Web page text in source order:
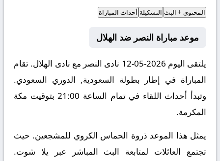
المحتوى + البث التشكيلة أحداث المباراة
موعد مباراة النصر ضد الهلال
يلتقى اليوم 2026-05-12 نادى النصر مع نادى الهلال. تقام
المباراة في إطار بطولة السعودية, الدوري السعودي.
وتبدأ أحداث اللقاء في تمام الساعة 21:00 بتوقيت مكة
المكرمة.
يمثل هذا الموعد ذروة الحماس الكروي للمشجعين. حيث
تجتمع العائلات لمتابعة البث المباشر عبر يلا شوت.